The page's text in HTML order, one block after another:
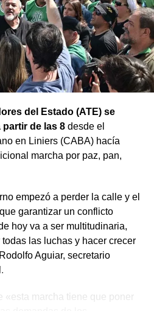
del Estado (ATE) se
partir de las 8desde el
en Liniers (CABA) hacía
marcha por paz, pan,
empezó a perder la calle y el
garantizar un conflicto
hoy va a ser multitudinaria,
las luchas y hacer crecer
Aguiar, secretario
«esta marcha tiene que poner